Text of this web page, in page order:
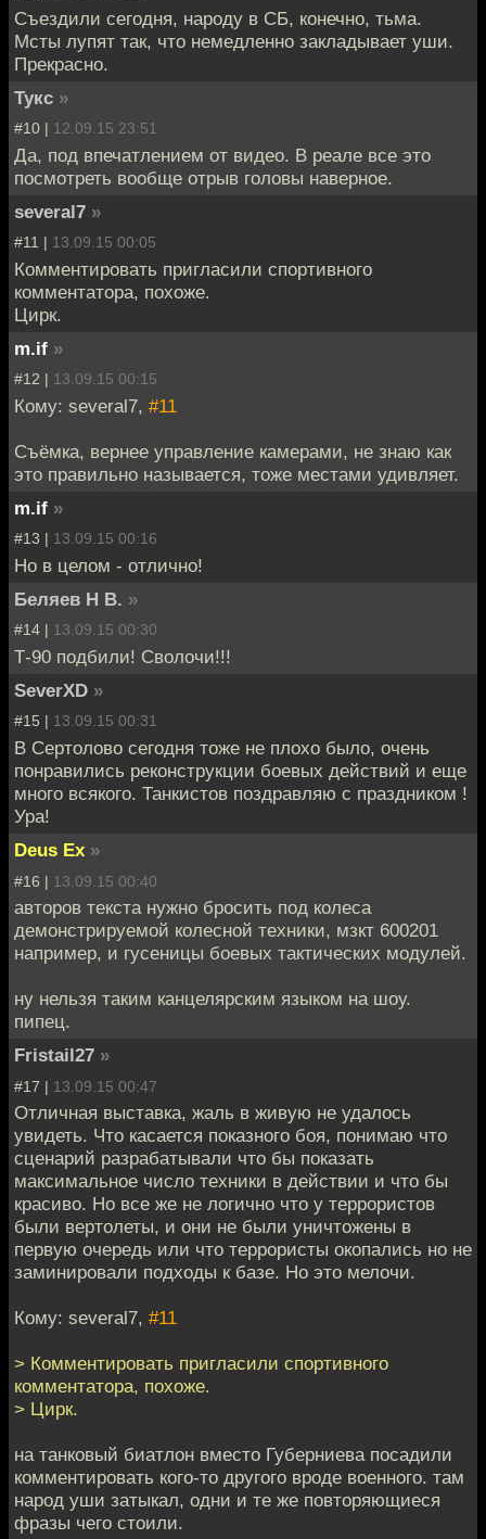
Съездили сегодня, народу в СБ, конечно, тьма.
Мсты лупят так, что немедленно закладывает уши.
Прекрасно.
Тукс »
#10 | 12.09.15 23:51
Да, под впечатлением от видео. В реале все это
посмотреть вообще отрыв головы наверное.
several7 »
#11 | 13.09.15 00:05
Комментировать пригласили спортивного
комментатора, похоже.
Цирк.
m.if »
#12 | 13.09.15 00:15
Кому: several7, #11
Съёмка, вернее управление камерами, не знаю как
это правильно называется, тоже местами удивляет.
m.if »
#13 | 13.09.15 00:16
Но в целом - отлично!
Беляев Н В. »
#14 | 13.09.15 00:30
Т-90 подбили! Сволочи!!!
SeverXD »
#15 | 13.09.15 00:31
В Сертолово сегодня тоже не плохо было, очень
понравились реконструкции боевых действий и еще
много всякого. Танкистов поздравляю с праздником !
Ура!
Deus Ex »
#16 | 13.09.15 00:40
авторов текста нужно бросить под колеса
демонстрируемой колесной техники, мзкт 600201
например, и гусеницы боевых тактических модулей.
ну нельзя таким канцелярским языком на шоу.
пипец.
Fristail27 »
#17 | 13.09.15 00:47
Отличная выставка, жаль в живую не удалось
увидеть. Что касается показного боя, понимаю что
сценарий разрабатывали что бы показать
максимальное число техники в действии и что бы
красиво. Но все же не логично что у террористов
были вертолеты, и они не были уничтожены в
первую очередь или что террористы окопались но не
заминировали подходы к базе. Но это мелочи.
Кому: several7, #11
> Комментировать пригласили спортивного
комментатора, похоже.
> Цирк.
на танковый биатлон вместо Губерниева посадили
комментировать кого-то другого вроде военного. там
народ уши затыкал, одни и те же повторяющиеся
фразы чего стоили.